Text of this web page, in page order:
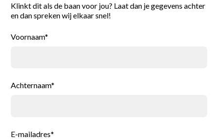
Klinkt dit als de baan voor jou? Laat dan je gegevens achter
en dan spreken wij elkaar snel!
Voornaam*
Achternaam*
E-mailadres*